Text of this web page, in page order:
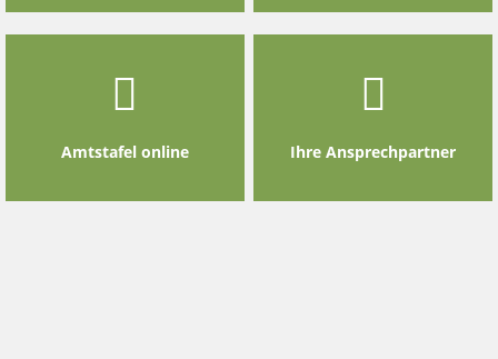
Amtstafel online Ihre Ansprechpartner